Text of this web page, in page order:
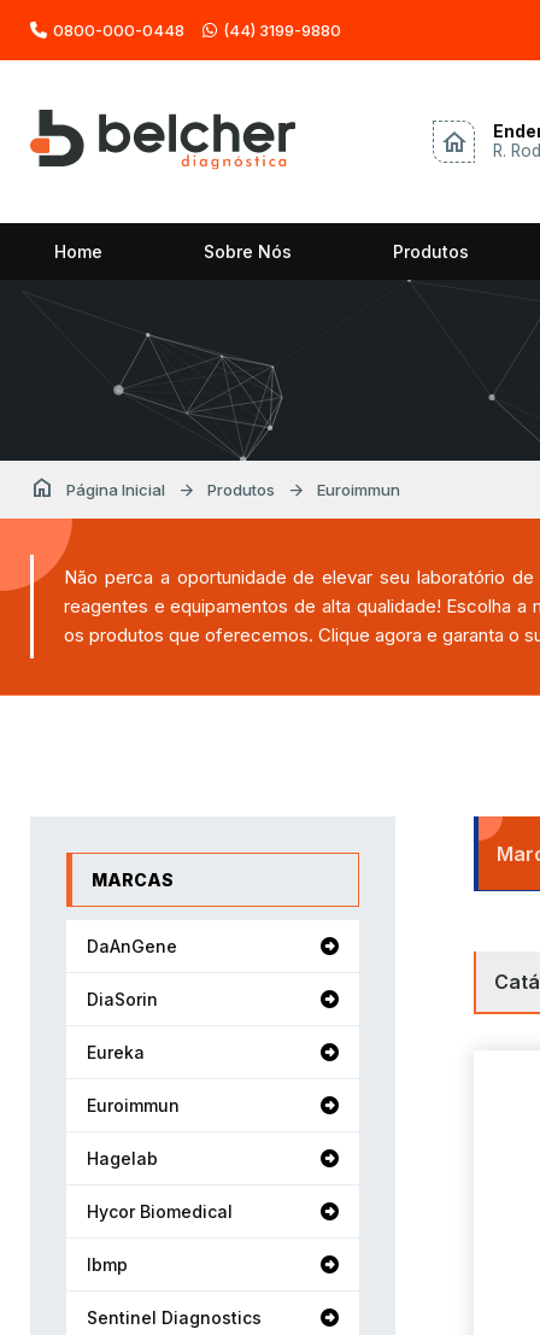
0800-000-0448 (44) 3199-9880
home R.
Home Sobre Nós Produtos
home Página Inicial arrow_forward Produtos arrow_forward Euroimmun
Não perca a oportunidade de elevar seu laboratório
reagentes e equipamentos de alta qualidade! Escolha
os produtos que oferecemos. Clique agora e garanta o
MARCAS
DaAnGene
DiaSorin
Eureka
Euroimmun
Hagelab
Hycor Biomedical
Ibmp
Sentinel Diagnostics